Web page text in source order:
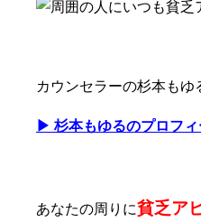
カウンセラーの杉本もゆ
▶ 杉本もゆるのプロフィ
あなたの周りに貧乏ア